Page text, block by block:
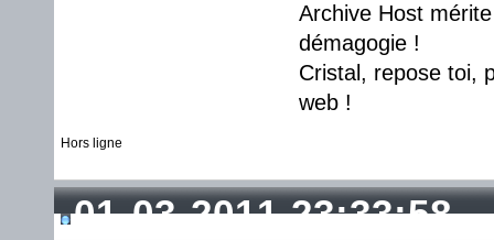
Archive Host
démagogie !
Cristal, repose toi,
web !
Hors ligne
01-03-2011 23:33:58